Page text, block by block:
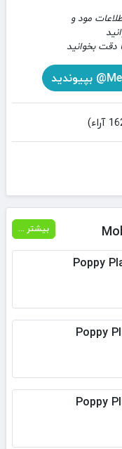
مود و
دقت بخوانید
بیشتر ...
Poppy
Poppy
Poppy